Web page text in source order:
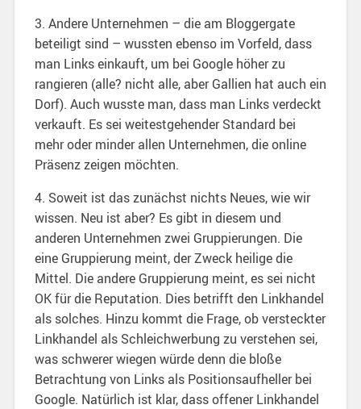
3. Andere Unternehmen – die am Bloggergate
beteiligt sind – wussten ebenso im Vorfeld, dass
man Links einkauft, um bei Google höher zu
rangieren (alle? nicht alle, aber Gallien hat auch ein
Dorf). Auch wusste man, dass man Links verdeckt
verkauft. Es sei weitestgehender Standard bei
mehr oder minder allen Unternehmen, die online
Präsenz zeigen möchten.
4. Soweit ist das zunächst nichts Neues, wie wir
wissen. Neu ist aber? Es gibt in diesem und
anderen Unternehmen zwei Gruppierungen. Die
eine Gruppierung meint, der Zweck heilige die
Mittel. Die andere Gruppierung meint, es sei nicht
OK für die Reputation. Dies betrifft den Linkhandel
als solches. Hinzu kommt die Frage, ob versteckter
Linkhandel als Schleichwerbung zu verstehen sei,
was schwerer wiegen würde denn die bloße
Betrachtung von Links als Positionsaufheller bei
Google. Natürlich ist klar, dass offener Linkhandel